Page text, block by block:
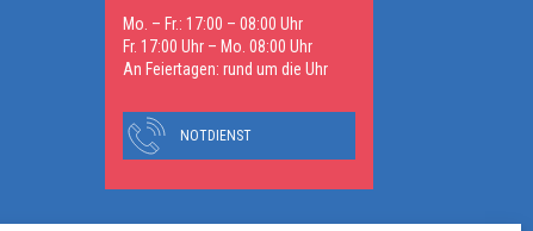
Mo. – Fr.: 17:00 – 08:00 Uhr
Fr. 17:00 Uhr – Mo. 08:00 Uhr
An Feiertagen: rund um die Uhr
NOTDIENST